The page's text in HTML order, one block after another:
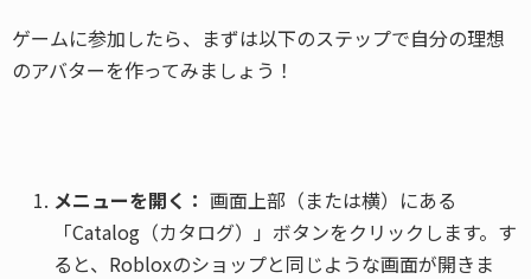
ゲームに参加したら、まずは以下のステップで自分の理想
のアバターを作ってみましょう！
メニューを開く： 画面上部（または横）にある
「Catalog（カタログ）」ボタンをクリックします。す
ると、Robloxのショップと同じような画面が開きま